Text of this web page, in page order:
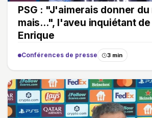
PSG : "J'aimerais donner
mais...", l'aveu inquiétant
Enrique
Conférences de presse 3 min